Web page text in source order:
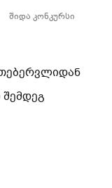
შიდა კონკურსი
თებერვლიდან